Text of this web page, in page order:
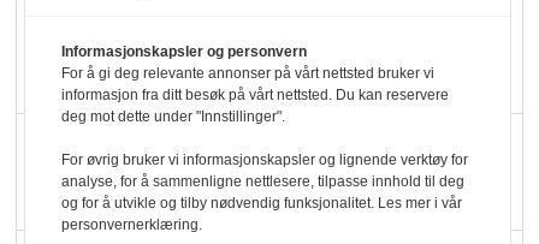
økologisk i butikkhylla
Kolonihagen sliter
med å få tak i nok melk
Informasjonskapsler og personvern
For å gi deg relevante annonser på vårt nettsted bruker vi
informasjon fra ditt besøk på vårt nettsted. Du kan reservere
deg mot dette under "Innstillinger".
For øvrig bruker vi informasjonskapsler og lignende verktøy for
analyse, for å sammenligne nettlesere, tilpasse innhold til deg
og for å utvikle og tilby nødvendig funksjonalitet. Les mer i vår
personvernerklæring.